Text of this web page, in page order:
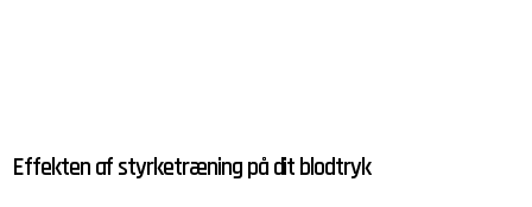
Effekten af styrketræning på dit blodtryk